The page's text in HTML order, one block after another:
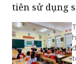
tiên sử dụng